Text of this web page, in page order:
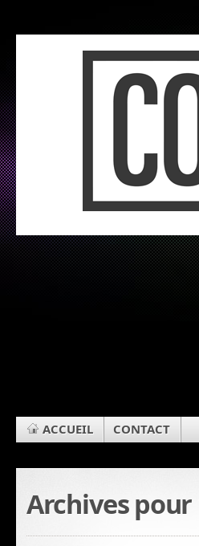
ACCUEIL CONTACT
Archives pour